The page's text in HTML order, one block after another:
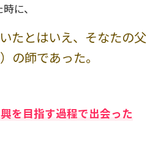
に、
たとはいえ、そなたの父
の師であった。
を目指す過程で出会った